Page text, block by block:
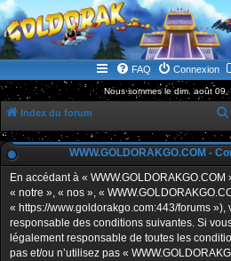
le site de la Lune Rouge
FAQ Connexion
Nous sommes le dim. août
Index du forum
r
WWW.GOLDORAKGO.COM -
En accédant à «
« notre », « nos », «
« https://www.goldorakgo.com:443/forums »),
responsable des conditions suivantes. Si
légalement responsable de toutes les
pas et/ou n’utilisez pas «